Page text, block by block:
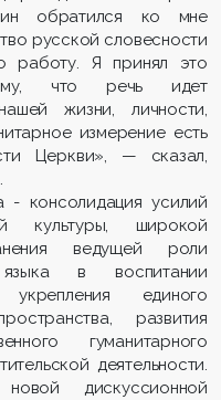
обратился ко мне
русской словесности
работу. Я принял это
что речь идет
жизни, личности,
измерение есть
Церкви», — сказал,
- консолидация усилий
культуры, широкой
ведущей роли
в воспитании
единого
развития
гуманитарного
деятельности.
дискуссионной